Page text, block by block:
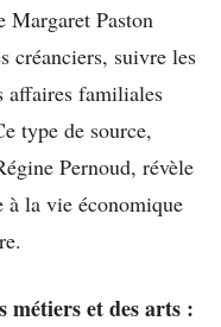
Margaret Paston
créanciers, suivre les
affaires familiales
type de source,
Pernoud, révèle
la vie économique
métiers et des arts :